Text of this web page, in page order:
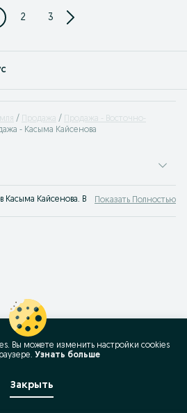
2 3
Продажа
Продажа - Восточно-
- Касыма Кайсенова
Касыма Кайсенова. В нашем сервисе
Показать Полностью
Вы можете изменить настройки cookies
Узнать больше
Закрыть